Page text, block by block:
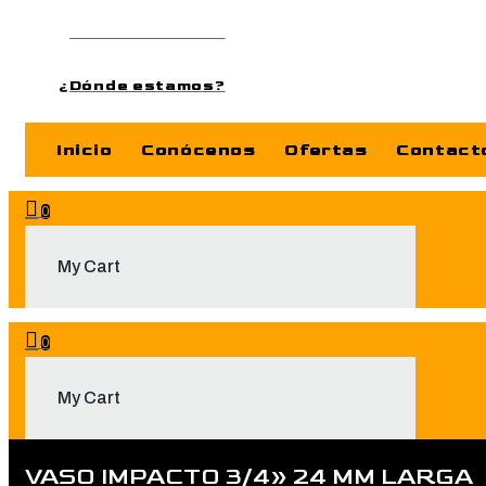
¿Dónde estamos?
Inicio Conócenos Ofertas
0
My Cart
0
My Cart
VASO IMPACTO 3/4» 24 MM LARGA